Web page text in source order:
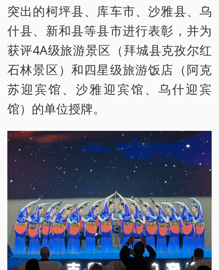
突出的柯坪县、库车市、沙雅县、乌
什县、新和县等县市进行表彰，并为
获评4A级旅游景区（拜城县克孜尔红
石林景区）和四星级旅游饭店（阿克
苏迎宾馆、沙雅迎宾馆、乌什迎宾
馆）的单位授牌。